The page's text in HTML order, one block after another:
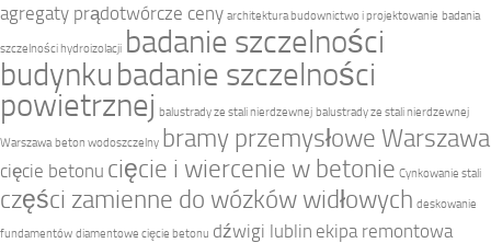
agregaty prądotwórcze ceny architektura budownictwo i projektowanie badania
szczelności hydroizolacji badanie szczelności
budynku badanie szczelności
powietrznej balustrady ze stali nierdzewnej balustrady ze stali nierdzewnej
Warszawa beton wodoszczelny bramy przemysłowe Warszawa
cięcie betonu cięcie i wiercenie w betonie Cynkowanie stali
części zamienne do wózków widłowych deskowanie
fundamentów diamentowe cięcie betonu dźwigi lublin ekipa remontowa